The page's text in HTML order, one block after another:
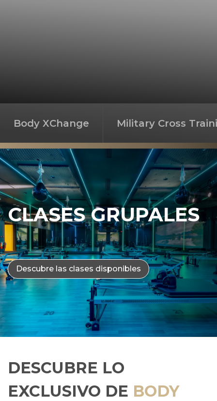
Body XChange Military Cross
CLASES GRUPALES
Descubre las clases disponibles
DESCUBRE LO
EXCLUSIVO DE BODY